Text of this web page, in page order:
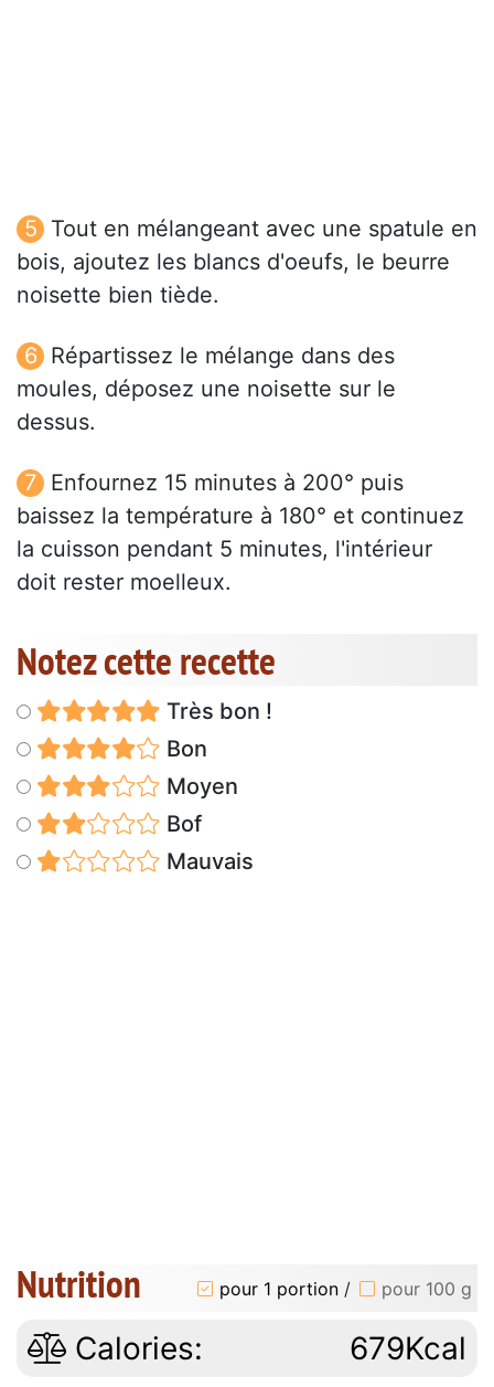
Tout en mélangeant avec une spatule en
bois, ajoutez les blancs d'oeufs, le beurre
noisette bien tiède.
Répartissez le mélange dans des
moules, déposez une noisette sur le
dessus.
Enfournez 15 minutes à 200° puis
baissez la température à 180° et continuez
la cuisson pendant 5 minutes, l'intérieur
doit rester moelleux.
Notez cette recette
Très bon !
Bon
Moyen
Bof
Mauvais
Nutrition pour 1 portion / pour 100 g
Calories: 679Kcal